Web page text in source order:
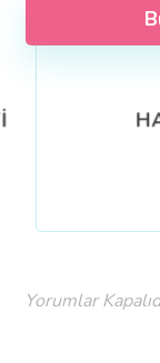
Yorumlar